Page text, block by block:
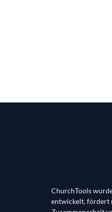
ChurchTools
entwickelt, fördert